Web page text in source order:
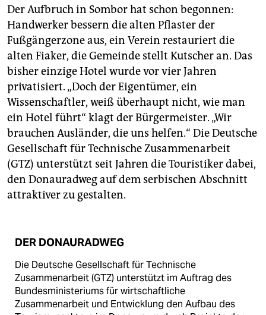
Der Aufbruch in Sombor hat schon begonnen:
Handwerker bessern die alten Pflaster der
Fußgängerzone aus, ein Verein restauriert die
alten Fiaker, die Gemeinde stellt Kutscher an. Das
bisher einzige Hotel wurde vor vier Jahren
privatisiert. „Doch der Eigentümer, ein
Wissenschaftler, weiß überhaupt nicht, wie man
ein Hotel führt“ klagt der Bürgermeister. „Wir
brauchen Ausländer, die uns helfen.“ Die Deutsche
Gesellschaft für Technische Zusammenarbeit
(GTZ) unterstützt seit Jahren die Touristiker dabei,
den Donauradweg auf dem serbischen Abschnitt
attraktiver zu gestalten.
DER DONAURADWEG
Die Deutsche Gesellschaft für Technische
Zusammenarbeit (GTZ) unterstützt im Auftrag des
Bundesministeriums für wirtschaftliche
Zusammenarbeit und Entwicklung den Aufbau des